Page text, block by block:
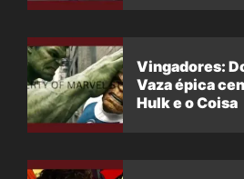
Vingadores:
Vaza épica
Hulk e o Coisa